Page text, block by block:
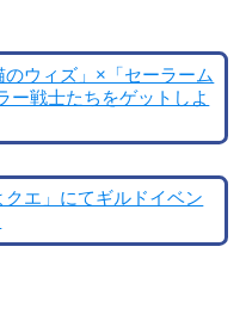
ウィズ」×「セーラーム
ー戦士たちをゲットしよ
クエ」にてギルドイベン